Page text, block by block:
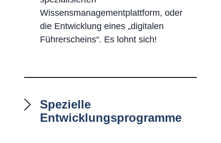
Wissensmanagementplattform, oder
die Entwicklung eines „digitalen
Führerscheins“. Es lohnt sich!
Spezielle
Entwicklungsprogramme